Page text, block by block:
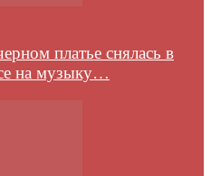
платье снялась в
на музыку…